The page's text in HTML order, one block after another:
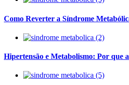
Como Reverter a Síndrome
Hipertensão e Metabolismo: Por que